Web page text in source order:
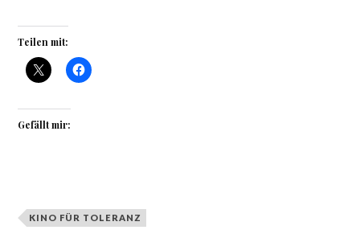
Teilen mit:
Gefällt mir:
KINO FÜR TOLERANZ